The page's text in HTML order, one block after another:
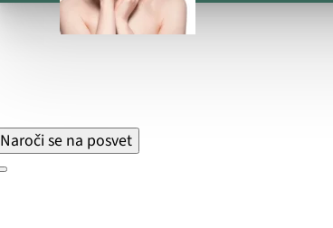
Zdravniki
Naroči se na posvet